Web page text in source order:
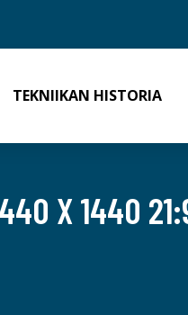
TEKNIIKAN HISTORIA
X 1440